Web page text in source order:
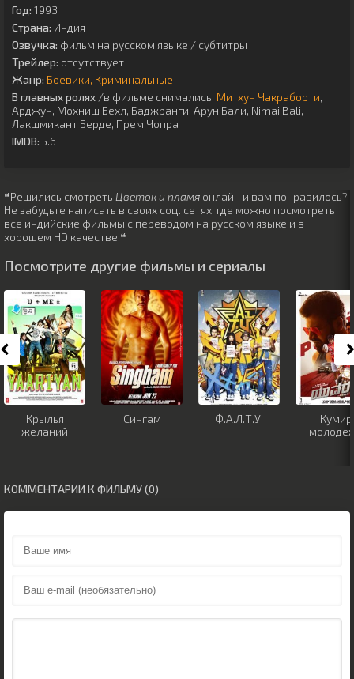
Год: 1993
Страна: Индия
Озвучка: фильм на русском языке / субтитры
Трейлер: отсутствует
Жанр: Боевики Криминальные
В главных ролях /в фильме снимались: Митхун Чакраборти,
Арджун, Мохниш Бехл, Баджранги, Арун Бали, Nimai Bali,
Лакшмикант Берде, Прем Чопра
IMDB: 5.6
❝Решились смотреть Цветок и пламя онлайн и вам понравилось?
Не забудьте написать в своих соц. сетях, где можно посмотреть
все индийские фильмы с переводом на русском языке и в
хорошем HD качестве!❝
Посмотрите другие фильмы и сериалы
Крылья
желаний
Сингам Ф.А.Л.Т.У.
Кумир
КОММЕНТАРИИ К ФИЛЬМУ (0)